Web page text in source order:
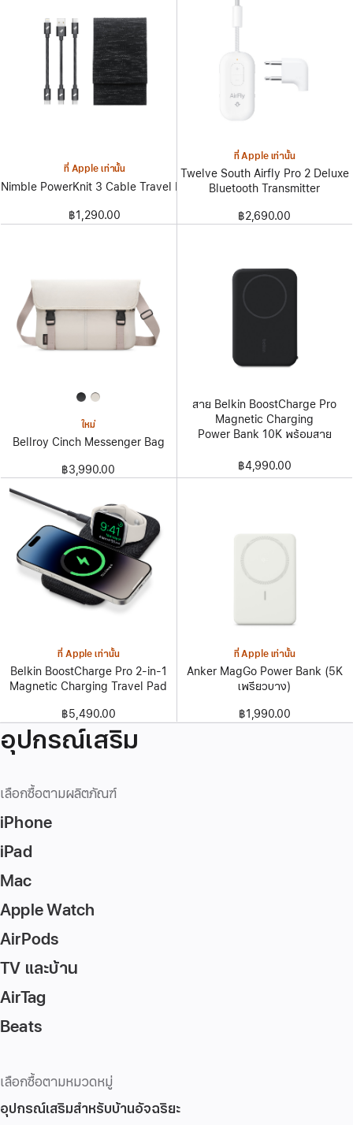
ที่ Apple เท่านั้น
Nimble PowerKnit 3 Cable Travel Kit
฿1,290.00
ที่ Apple เท่านั้น
Twelve South Airfly Pro 2 Deluxe
Bluetooth Transmitter
฿2,690.00
ใหม่
Bellroy Cinch Messenger Bag
฿3,990.00
สาย Belkin BoostCharge Pro
Magnetic Charging
Power Bank 10K พร้อมสาย
฿4,990.00
ที่ Apple เท่านั้น
Belkin BoostCharge Pro 2-in-1
Magnetic Charging Travel Pad
฿5,490.00
ที่ Apple เท่านั้น
Anker MagGo Power Bank (5K
เพรียวบาง)
฿1,990.00
อุปกรณ์เสริม
เลือกซื้อตามผลิตภัณฑ์
iPhone
iPad
Mac
Apple Watch
AirPods
TV และบ้าน
AirTag
Beats
เลือกซื้อตามหมวดหมู่
อุปกรณ์เสริมสำหรับบ้านอัจฉริยะ